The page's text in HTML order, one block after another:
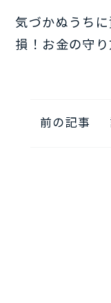
気づかぬうち
損！お金の守
前の記事